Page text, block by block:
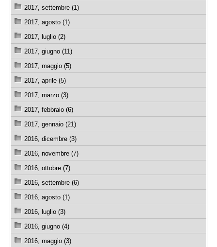
2017, settembre (1)
2017, agosto (1)
2017, luglio (2)
2017, giugno (11)
2017, maggio (5)
2017, aprile (5)
2017, marzo (3)
2017, febbraio (6)
2017, gennaio (21)
2016, dicembre (3)
2016, novembre (7)
2016, ottobre (7)
2016, settembre (6)
2016, agosto (1)
2016, luglio (3)
2016, giugno (4)
2016, maggio (3)